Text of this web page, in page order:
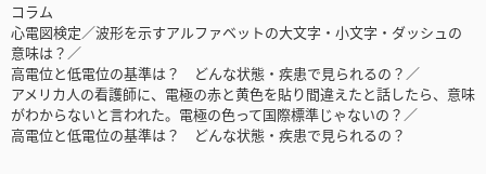
コラム
心電図検定／波形を示すアルファベットの大文字・小文字・ダッシュの
意味は？／
高電位と低電位の基準は？ どんな状態・疾患で見られるの？／
アメリカ人の看護師に、電極の赤と黄色を貼り間違えたと話したら、意味
がわからないと言われた。電極の色って国際標準じゃないの？／
高電位と低電位の基準は？ どんな状態・疾患で見られるの？